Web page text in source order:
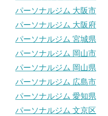
パーソナルジム 大阪市
パーソナルジム 大阪府
パーソナルジム 宮城県
パーソナルジム 岡山市
パーソナルジム 岡山県
パーソナルジム 広島市
パーソナルジム 愛知県
パーソナルジム 文京区